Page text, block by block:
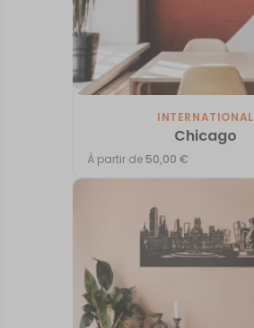
INTERNATIONAL
Chicago
À partir de 50,00€